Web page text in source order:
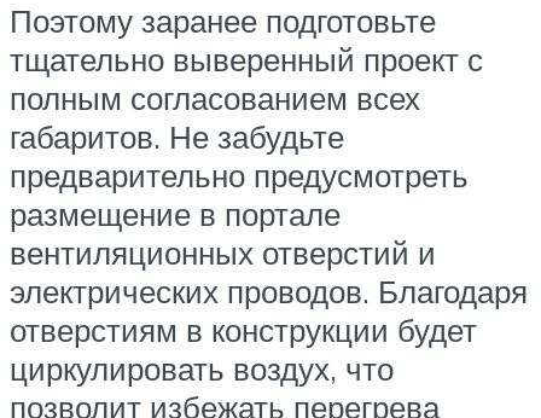
Поэтому заранее подготовьте
тщательно выверенный проект с
полным согласованием всех
габаритов. Не забудьте
предварительно предусмотреть
размещение в портале
вентиляционных отверстий и
электрических проводов. Благодаря
отверстиям в конструкции будет
циркулировать воздух, что
позволит избежать перегрева